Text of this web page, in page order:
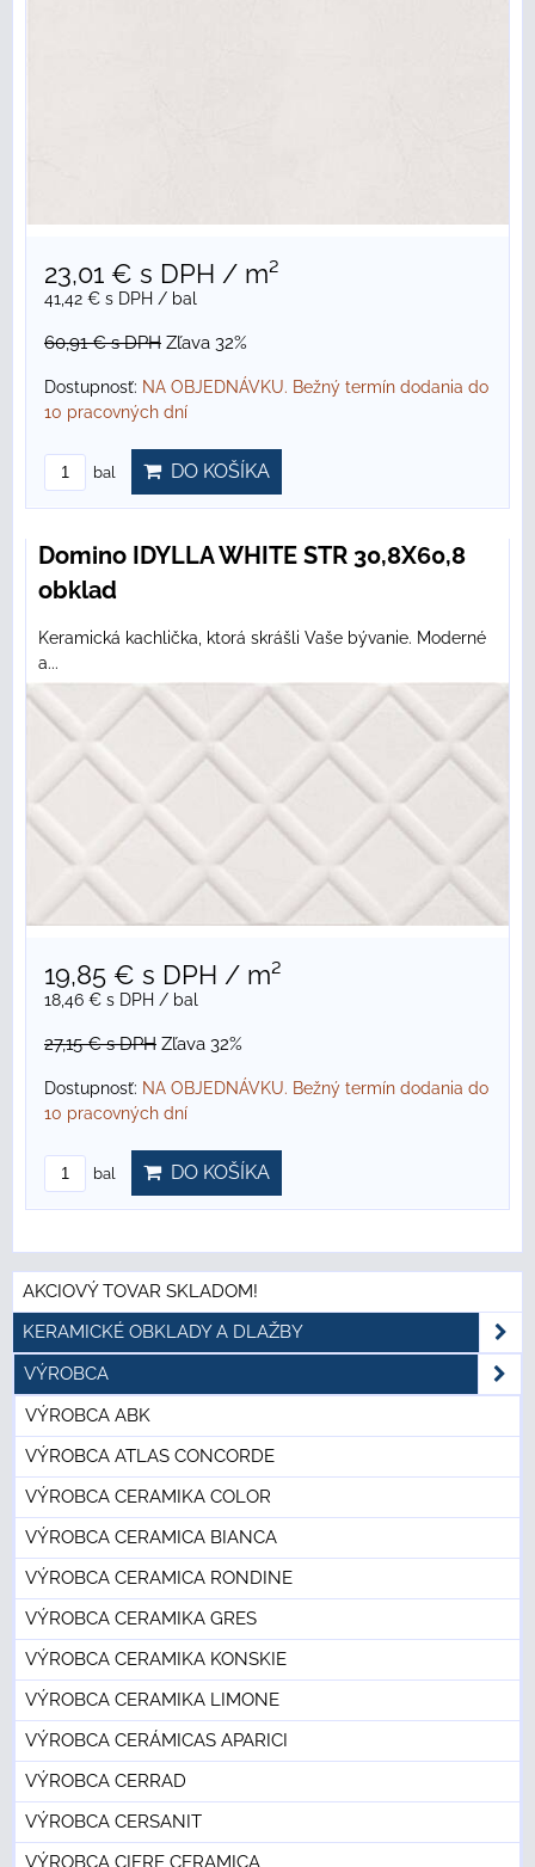
23,01 € s DPH / m²
41,42 € s DPH / bal
60,91 €s DPH Zľava 32%
Dostupnosť: NA OBJEDNÁVKU. Bežný termín dodania do
10 pracovných dní
bal DO KOŠÍKA
Domino IDYLLA WHITE STR 30,8X60,8
obklad
Keramická kachlička, ktorá skrášli Vaše bývanie. Moderné
a...
19,85 € s DPH / m²
18,46 € s DPH / bal
27,15 €s DPH Zľava 32%
Dostupnosť: NA OBJEDNÁVKU. Bežný termín dodania do
10 pracovných dní
bal DO KOŠÍKA
AKCIOVÝ TOVAR SKLADOM!
KERAMICKÉ OBKLADY A DLAŽBY
VÝROBCA
VÝROBCA ABK
VÝROBCA ATLAS CONCORDE
VÝROBCA CERAMIKA COLOR
VÝROBCA CERAMICA BIANCA
VÝROBCA CERAMICA RONDINE
VÝROBCA CERAMIKA GRES
VÝROBCA CERAMIKA KONSKIE
VÝROBCA CERAMIKA LIMONE
VÝROBCA CERÁMICAS APARICI
VÝROBCA CERRAD
VÝROBCA CERSANIT
VÝROBCA CIFRE CERAMICA